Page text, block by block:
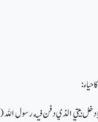
بيتي الذي دفن فيه رسول الله